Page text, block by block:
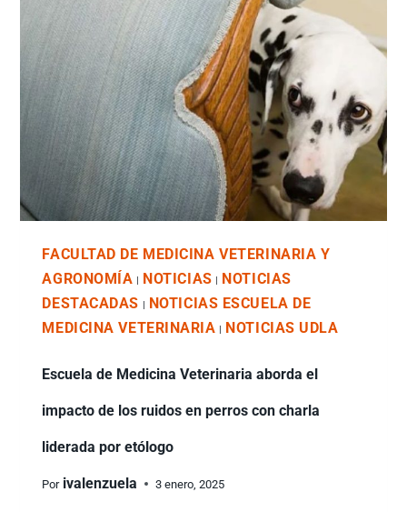
FACULTAD DE MEDICINA VETERINARIA Y
AGRONOMÍA
NOTICIAS
NOTICIAS
DESTACADAS
NOTICIAS ESCUELA DE
MEDICINA VETERINARIA
NOTICIAS UDLA
Escuela de Medicina Veterinaria aborda el
impacto de los ruidos en perros con charla
liderada por etólogo
Por ivalenzuela 3 enero, 2025